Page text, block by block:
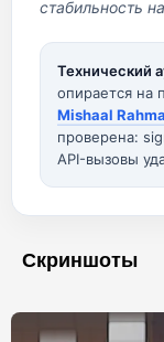
стабильность
Технический
опирается на
Mishaal
проверена:
API-вызовы
Скриншоты